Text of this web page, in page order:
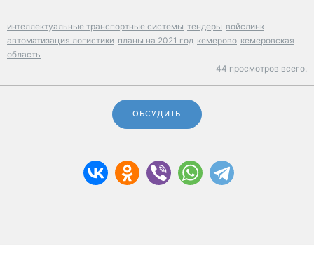
интеллектуальные транспортные системы тендеры войслинк
автоматизация логистики планы на 2021 год кемерово кемеровская
область
44 просмотров всего.
ОБСУДИТЬ